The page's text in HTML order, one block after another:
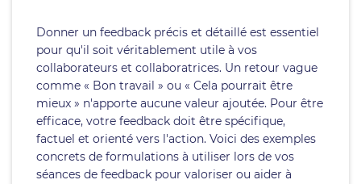
Donner un feedback précis et détaillé est essentiel
pour qu'il soit véritablement utile à vos
collaborateurs et collaboratrices. Un retour vague
comme « Bon travail » ou « Cela pourrait être
mieux » n'apporte aucune valeur ajoutée. Pour être
efficace, votre feedback doit être spécifique,
factuel et orienté vers l'action. Voici des exemples
concrets de formulations à utiliser lors de vos
séances de feedback pour valoriser ou aider à